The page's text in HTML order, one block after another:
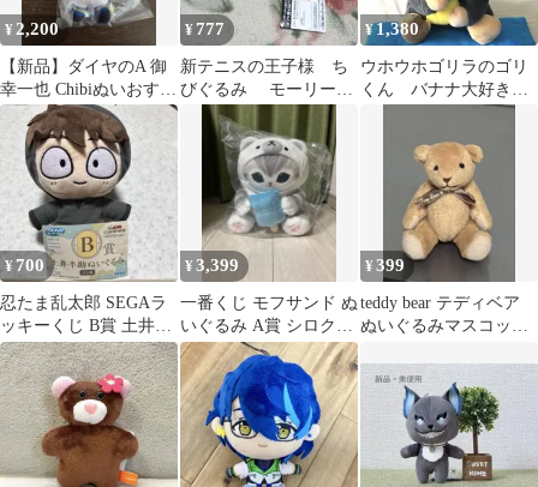
¥2,200
【新品】ダイヤのA 御
幸一也 Chibiぬいおすわ
りマスコット
¥ 777
新テニスの王子様 ち
びぐるみ モーリーフ
ァンタジー限定 遠山金
¥1,380
ウホウホゴリラのゴリ
くん バナナ大好き
ウルトラBIG ゴリま
¥ 700
忍たま乱太郎 SEGAラ
ッキーくじ B賞 土井半
助ぬいぐるみ
¥3,399
一番くじ モフサンド ぬ
いぐるみ A賞 シロクマ
にゃん
¥399
teddy bear テディベア
ぬいぐるみマスコット
マ